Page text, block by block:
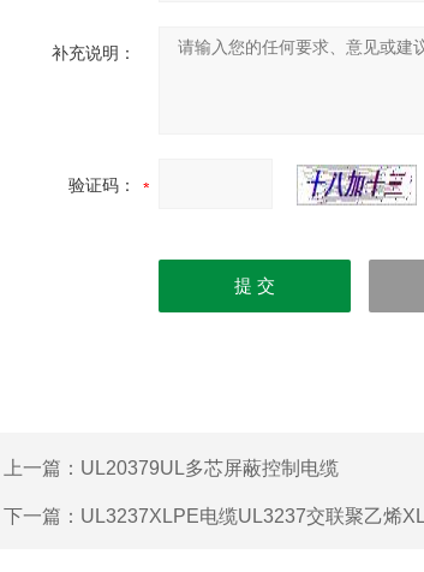
补充说明：
验证码：
上一篇： UL20379UL多芯屏蔽控制电缆
下一篇： UL3237XLPE电缆UL3237交联聚乙烯